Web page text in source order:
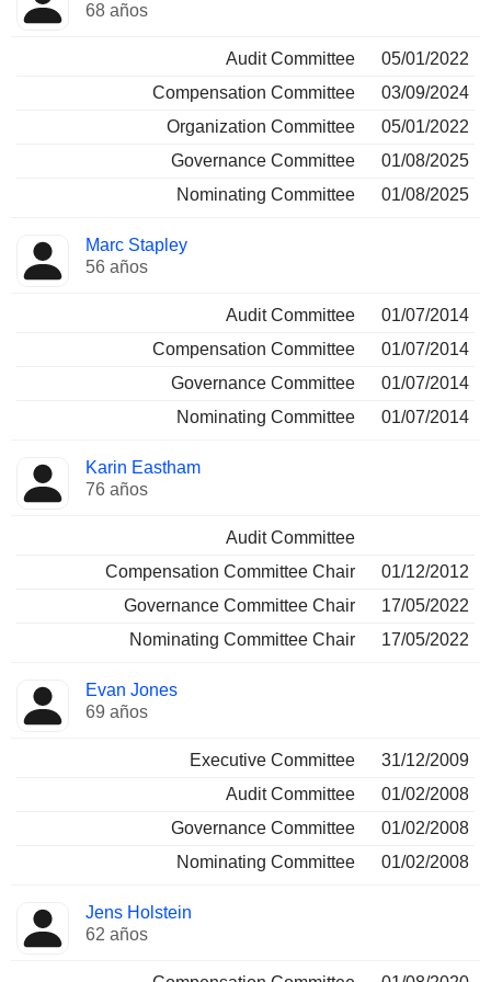
68 años
Audit Committee
05/01/2022
Compensation Committee
03/09/2024
Organization Committee
05/01/2022
Governance Committee
01/08/2025
Nominating Committee
01/08/2025
Marc Stapley
56 años
Audit Committee
01/07/2014
Compensation Committee
01/07/2014
Governance Committee
01/07/2014
Nominating Committee
01/07/2014
Karin Eastham
76 años
Audit Committee
Compensation Committee Chair
01/12/2012
Governance Committee Chair
17/05/2022
Nominating Committee Chair
17/05/2022
Evan Jones
69 años
Executive Committee
31/12/2009
Audit Committee
01/02/2008
Governance Committee
01/02/2008
Nominating Committee
01/02/2008
Jens Holstein
62 años